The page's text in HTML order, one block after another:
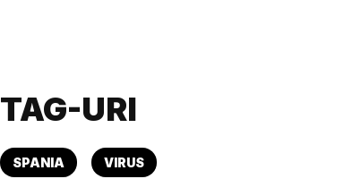
TAG-URI
SPANIA VIRUS